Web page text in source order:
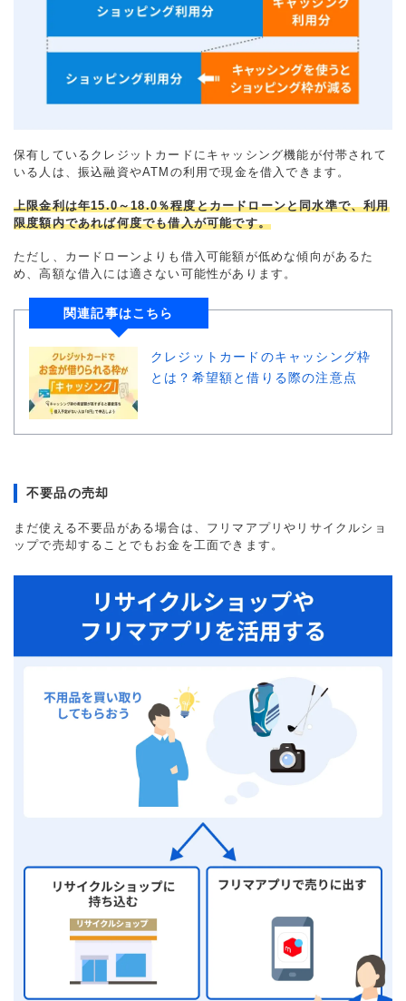
保有しているクレジットカードにキャッシング機能が付帯されて
いる人は、振込融資やATMの利用で現金を借入できます。
上限金利は年15.0～18.0％程度とカードローンと同水準で、利用
限度額内であれば何度でも借入が可能です。
ただし、カードローンよりも借入可能額が低めな傾向があるた
め、高額な借入には適さない可能性があります。
関連記事はこちら
クレジットカードのキャッシング枠
とは？希望額と借りる際の注意点
不要品の売却
まだ使える不要品がある場合は、フリマアプリやリサイクルショ
ップで売却することでもお金を工面できます。